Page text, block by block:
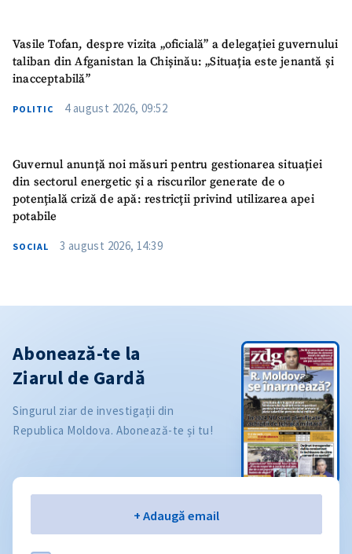
Vasile Tofan, despre vizita „oficială” a delegației guvernului
taliban din Afganistan la Chișinău: „Situația este jenantă și
inacceptabilă”
POLITIC 4 august 2026, 09:52
Guvernul anunță noi măsuri pentru gestionarea situației
din sectorul energetic și a riscurilor generate de o
potențială criză de apă: restricții privind utilizarea apei
potabile
SOCIAL 3 august 2026, 14:39
Abonează-te la
Ziarul de Gardă
Singurul ziar de investigații din
Republica Moldova. Abonează-te și tu!
+ Adaugă email